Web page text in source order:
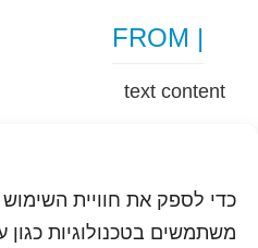
כדי לספק את חוויית
| FROM
text content